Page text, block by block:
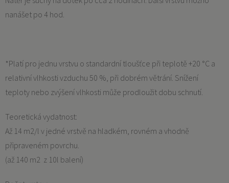
nanášet po 4 hod.
*Platí pro jednu vrstvu o standardní tloušťce při teplotě +20 °C a
relativní vlhkosti vzduchu 50 %, při dobrém větrání. Snížení
teploty nebo zvýšení vlhkosti může prodloužit dobu schnutí.
Teoretická vydatnost:
Až 14 m2/l v jedné vrstvě na hladkém, rovném a vhodně
připraveném povrchu.
(až 140 m2 z 10l balení)